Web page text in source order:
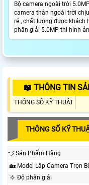
Bộ camera ngoài trời
camera thân ngoài trời
rẻ , chất lượng được khách
phân giải 5.0MP thì hình
📖 THÔNG TIN
THÔNG SỐ KỸ THUẬT
THÔNG SỐ KỸ
づ Sản Phẩm Hãng
🏡 Model Lắp Camera Trọn
🔆 Độ phân giải